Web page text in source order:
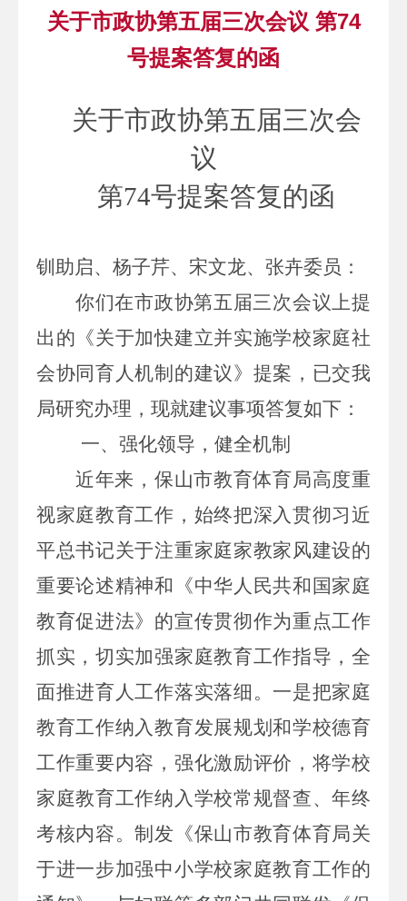
关于市政协第五届三次会议 第74
号提案答复的函
关于市政协第五届三次会
议
第74号提案答复的函
钏助启、杨子芹、宋文龙、张卉委员：
你们在市政协第五届三次会议上提
出的《关于加快建立并实施学校家庭社
会协同育人机制的建议》提案，已交我
局研究办理，现就建议事项答复如下：
一、 强化领导，健全机制
近年来， 保山市教育体育局高度重
视家庭教育工作，始终把深入贯彻习近
平总书记关于注重家庭家教家风建设的
重要论述精神和《中华人民共和国家庭
教育促进法》的宣传贯彻作为重点工作
抓实，切实加强家庭教育工作指导， 全
面推进育人工作落实落细 。 一是把家庭
教育工作纳入教育发展规划和学校德育
工作重要内容， 强化激励评价，将学校
家庭教育工作纳入学校常规督查、年终
考核内容。制发《保山市教育体育局关
于进一步加强中小学校家庭教育工作的